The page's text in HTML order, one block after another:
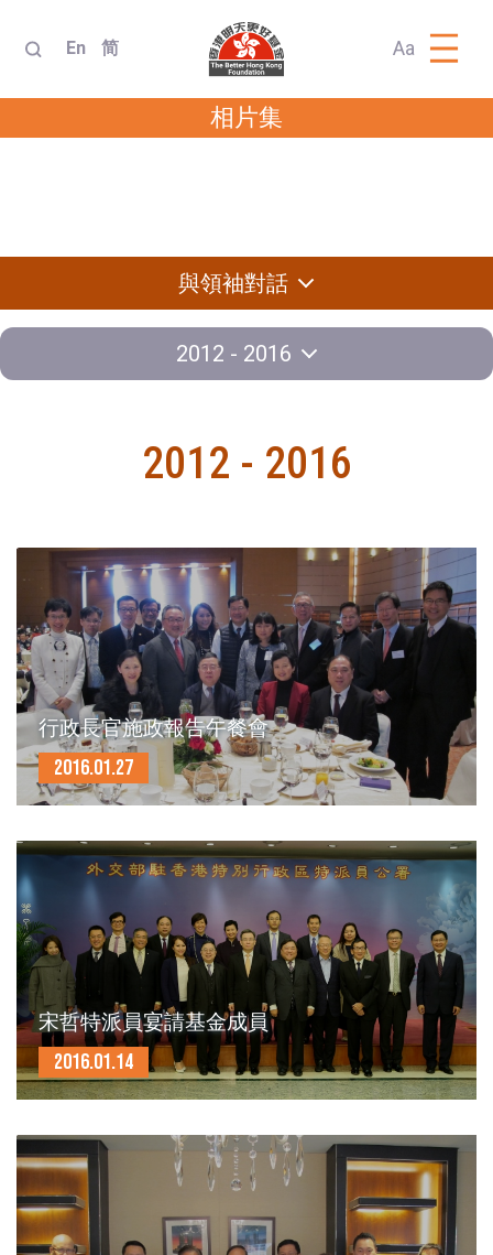
En 简 Aa
相片集
與領袖對話
2012 - 2016
2012 - 2016
行政長官施政報告午餐會
2016.01.27
宋哲特派員宴請基金成員
2016.01.14